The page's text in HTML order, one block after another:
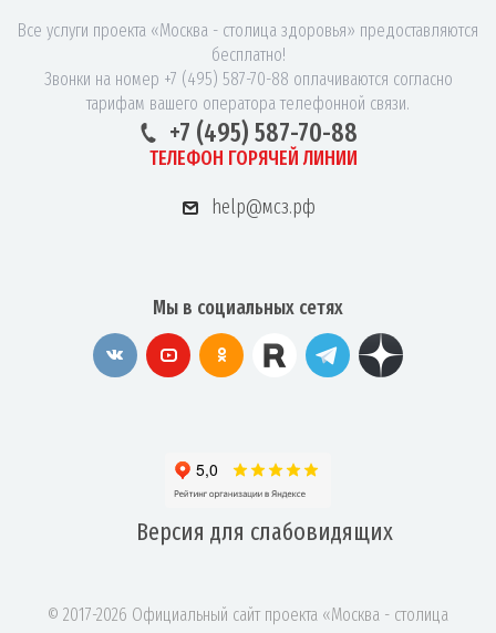
Все услуги проекта «Москва - столица здоровья» предоставляются
бесплатно!
Звонки на номер +7 (495) 587-70-88 оплачиваются согласно
тарифам вашего оператора телефонной связи.
+7 (495) 587-70-88
ТЕЛЕФОН ГОРЯЧЕЙ ЛИНИИ
help@мсз.рф
Мы в социальных сетях
Версия для слабовидящих
© 2017-2026 Официальный сайт проекта «Москва - столица